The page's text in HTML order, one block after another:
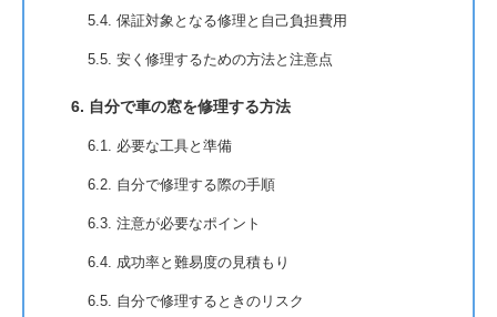
5.4. 保証対象となる修理と自己負担費用
5.5. 安く修理するための方法と注意点
6. 自分で車の窓を修理する方法
6.1. 必要な工具と準備
6.2. 自分で修理する際の手順
6.3. 注意が必要なポイント
6.4. 成功率と難易度の見積もり
6.5. 自分で修理するときのリスク